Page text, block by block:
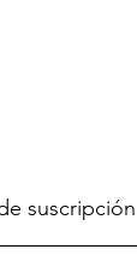
suscripción